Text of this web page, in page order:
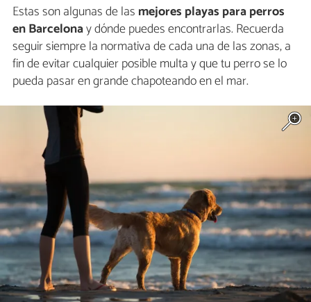
Estas son algunas de las mejores playas para perros
en Barcelonay dónde puedes encontrarlas. Recuerda
seguir siempre la normativa de cada una de las zonas, a
fin de evitar cualquier posible multa y que tu perro se lo
pueda pasar en grande chapoteando en el mar.